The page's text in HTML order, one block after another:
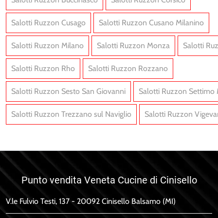
Salotti Ruzzon Cusago Salotti Ruzzon Cusano Milanino
Salotti Ruzzon Milano Salotti Ruzzon Monza Salotti
Salotti Ruzzon Rho Salotti Ruzzon Rozzano
Salotti Ruzzon Sesto San Giovanni Salotti Ruzzon Settimo
Salotti Ruzzon Trezzano sul Naviglio Salotti Ruzzon
Punto vendita Veneta Cucine di Cinisello
V.le Fulvio Testi, 137 - 20092 Cinisello Balsamo (MI)